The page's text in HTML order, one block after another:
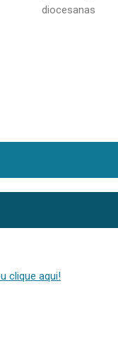
diocesanas
clique aqui!